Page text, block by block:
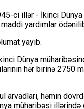
ci illər - İkinci Dünya
yardımlar
yayıb.
Dünya
hər birinə 2750
arvadları, həmin
müharibəsi illərində